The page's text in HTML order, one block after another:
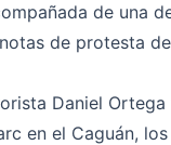
de una
de protesta
Daniel Ortega
en el Caguán,